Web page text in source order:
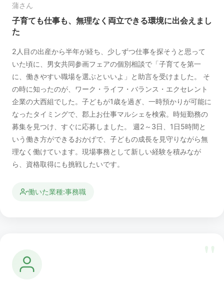
蒲さん
子育ても仕事も、無理なく両立できる環境に出会えまし
た
2人目の出産から半年が経ち、少しずつ仕事を探そうと思って
いた頃に、男女共同参画フェアの個別相談で「子育てを第一
に、働きやすい職場を選ぶといいよ」と助言を受けました。 そ
の時に知ったのが、ワーク・ライフ・バランス・エクセレント
企業の大西組でした。子どもが1歳を過ぎ、一時預かりが可能に
なったタイミングで、郡上お仕事マルシェを検索。時短勤務の
募集を見つけ、すぐに応募しました。 週2～3日、1日5時間と
いう働き方ができるおかげで、子どもの成長を見守りながら無
理なく働けています。現場事務として新しい経験を積みなが
ら、資格取得にも挑戦したいです。
働いた業種:事務職